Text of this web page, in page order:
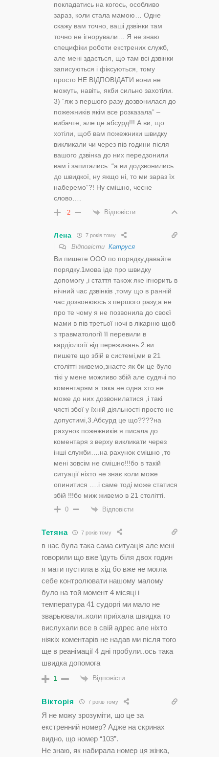
покладатись на когось, особливо
зараз, коли стала мамою… Одне
скажу вам точно, ваші дзвінки там
точно не ігнорували… Я не знаю
специфіки роботи екстрених служб,
але мені здається, що там всі дзвінки
записуються і фіксуються, тому
просто НЕ ВІДПОВІДАТИ вони не
можуть, навіть, якби сильно захотіли.
3) “яж з першого разу дозвонилася до
пожежників якім все розказала” –
вибачте, але це абсурд!!! А ви, що
хотіли, щоб вам пожежники швидку
викликали чи через пів години після
вашого дзвінка до них передзонили
вам і запитались: “а ви додзвонились
до швидкої, ну якщо ні, то ми зараз їх
наберемо”?! Ну смішно, чесне
слово….
-2 Відповісти
Лена 7 років тому
Відповісти Катруся
Ви пишете ООО по порядку,давайте
порядку.1мова іде про швидку
допомогу ,і стаття також яке ігнорить в
нічний час дзвінків ,тому що в ранній
час дозвонююсь з першого разу,а не
про те чому я не позвонила до своєї
мами в пів третьої ночі в лікарню щоб
з травматології її перевили в
кардіології від переживань.2.ви
пишете що збій в системі,ми в 21
столітті живемо,знаєте як би це було
тікі у мене можливо збій але судячі по
коментарям я така не одна хто не
може до них дозвонилатися ,і такі
чясті збої у їхній діяльності просто не
допустимі,3.Абсурд це що????на
рахунок пожежників я писала до
коментаря з верху викликати через
інші служби….на рахунок смішно ,то
мені зовсім не смішно!!!бо в такій
ситуації ніхто не знає коли може
опинитися ….і саме тоді може статися
збій !!!бо миж живемо в 21 столітті.
0 Відповісти
Тетяна 7 років тому
в нас була така сама ситуація але мені
говорили що вже їдуть біля двох годин
я мати пустила в хід бо вже не могла
себе контролювати нашому малому
було на той момент 4 місяці і
температура 41 судоргі ми мало не
зварьювали..коли приїхала швидка то
вислухали все в свій адрес але ніхто
ніякіх коментарів не надав ми після того
ще в реанімації 4 дні пробули..ось така
швидка допомога
1 Відповісти
Вікторія 7 років тому
Я не можу зрозуміти, що це за
екстренний номер? Адже на скринах
видно, що номер “103”.
Не знаю, як набирала номер ця жінка,